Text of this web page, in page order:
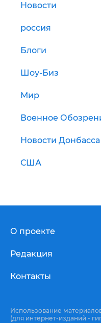
Новости
россия
Блоги
Шоу-Биз
Мир
Военное
Новости Донбасса
США
О проекте
Редакция
Контакты
Использование
(для интернет-изданий -